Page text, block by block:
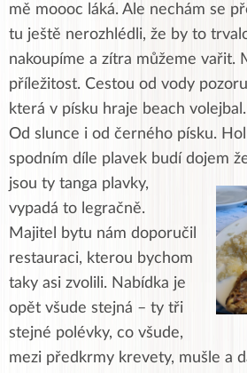
mě moooc láká. Ale nechám se
tu ještě nerozhlédli, že by to
nakoupíme a zítra můžeme vařit.
příležitost. Cestou od vody
která v písku hraje beach
Od slunce i od černého písku.
spodním díle plavek budí dojem
jsou ty tanga plavky,
vypadá to legračně.
Majitel bytu nám doporučil
restauraci, kterou bychom
taky asi zvolili. Nabídka je
opět všude stejná – ty tři
stejné polévky, co všude,
mezi předkrmy krevety, mušle a